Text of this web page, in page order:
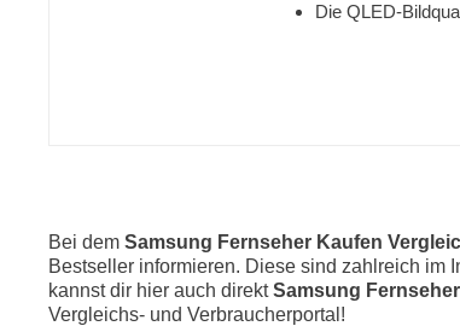
Die QLED-
Bei dem Samsung Fernseher Kaufen
Bestseller informieren. Diese sind zahlreich im
kannst dir hier auch direktSamsung
Vergleichs- und Verbraucherportal!